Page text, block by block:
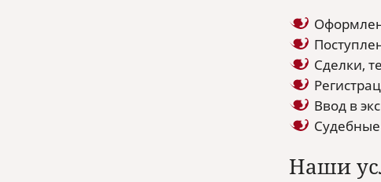
Сделки,
Ввод в
Наши